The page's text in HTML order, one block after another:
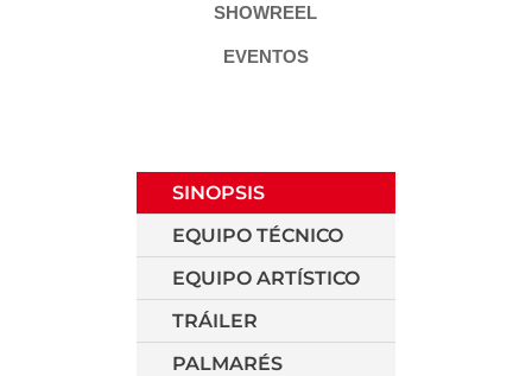
SHOWREEL
EVENTOS
SINOPSIS
EQUIPO TÉCNICO
EQUIPO ARTÍSTICO
TRÁILER
PALMARÉS